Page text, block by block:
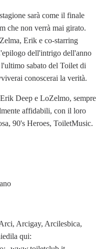
sarà come il finale
che non verrà mai girato.
Erik e co-starring
dell'intrigo dell'anno
sabato del Toilet di
conoscerai la verità.
Deep e LoZelmo, sempre
affidabili, con il loro
90's Heroes, ToiletMusic.
Arcigay, Arcilesbica,
qui: